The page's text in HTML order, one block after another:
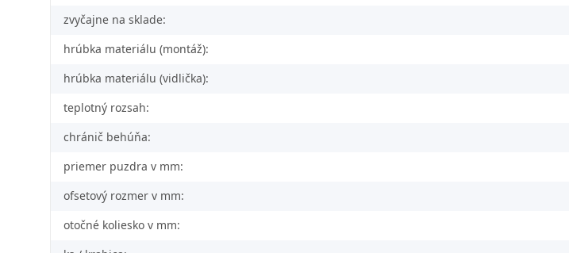
zvyčajne na sklade:
hrúbka materiálu (montáž):
hrúbka materiálu (vidlička):
teplotný rozsah:
chránič behúňa:
priemer puzdra v mm:
ofsetový rozmer v mm:
otočné koliesko v mm: